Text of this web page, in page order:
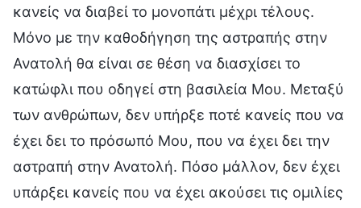
κανείς να διαβεί το μονοπάτι μέχρι τέλους.
Μόνο με την καθοδήγηση της αστραπής στην
Ανατολή θα είναι σε θέση να διασχίσει το
κατώφλι που οδηγεί στη βασιλεία Μου. Μεταξύ
των ανθρώπων, δεν υπήρξε ποτέ κανείς που να
έχει δει το πρόσωπό Μου, που να έχει δει την
αστραπή στην Ανατολή. Πόσο μάλλον, δεν έχει
υπάρξει κανείς που να έχει ακούσει τις ομιλίες